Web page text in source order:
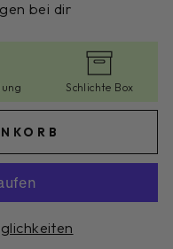
bei dir
Schlichte Box